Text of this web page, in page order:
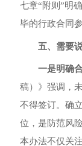
七章“附则”明
毕的行政合同
五、需要
一是明确
稿）》强调 ，
不得签订。 确
位 ， 是防范风
本办法不仅关